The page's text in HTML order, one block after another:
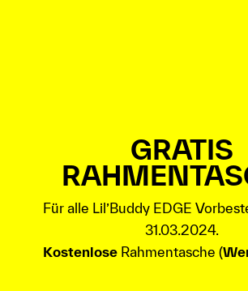
GRATIS
Für alle Lil’Buddy EDGE
31.03.2024.
KostenloseRahmentasche (